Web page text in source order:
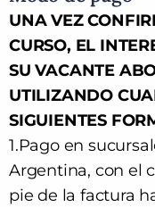
UNA VEZ
CURSO, EL
SU VACANTE
UTILIZANDO
SIGUIENTES
1.Pago en
Argentina, con el
pie de la factura